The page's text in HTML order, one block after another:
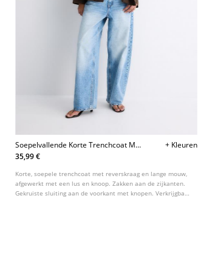
Soepelvallende Korte Trenchcoat Met
Ceintuur
+ Kleuren
35,99 €
Korte, soepele trenchcoat met reverskraag en lange mouw,
afgewerkt met een lus en knoop. Zakken aan de zijkanten.
Gekruiste sluiting aan de voorkant met knopen. Verkrijgbaar